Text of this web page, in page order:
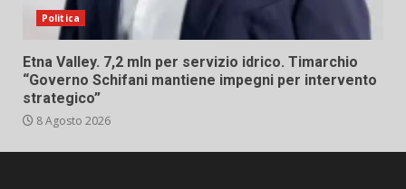
Politica
Etna Valley. 7,2 mln per servizio idrico. Timarchio
“Governo Schifani mantiene impegni per intervento
strategico”
8 Agosto 2026